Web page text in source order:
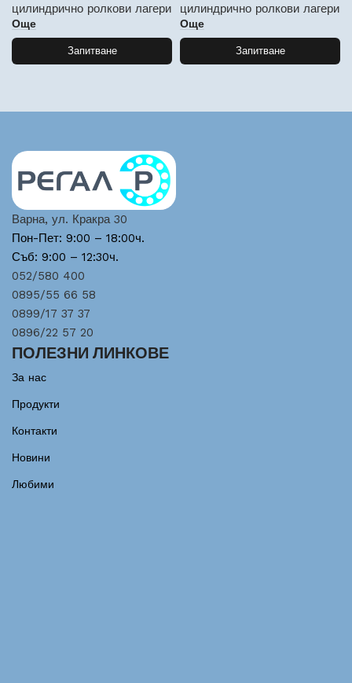
цилиндрично ролкови лагери
Още
Запитване
цилиндрично ролкови лагери
Още
Запитване
Варна, ул. Кракра 30
Пон-Пет: 9:00 – 18:00ч.
Съб: 9:00 – 12:30ч.
052/580 400
0895/55 66 58
0899/17 37 37
0896/22 57 20
ПОЛЕЗНИ ЛИНКОВЕ
За нас
Продукти
Контакти
Новини
Любими